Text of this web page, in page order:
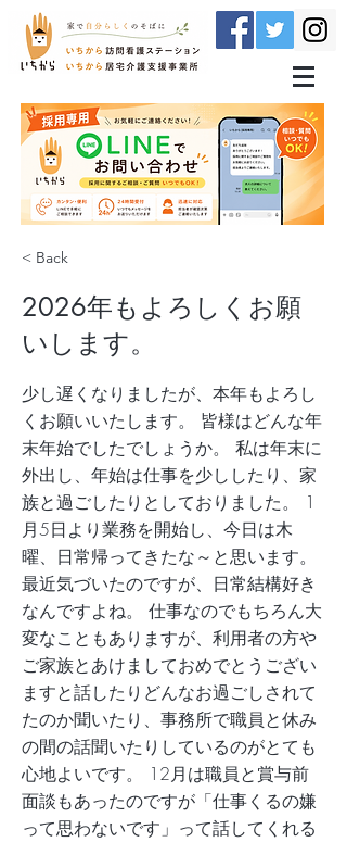
< Back
2026年もよろしくお願
いします。
少し遅くなりましたが、本年もよろし
くお願いいたします。 皆様はどんな年
末年始でしたでしょうか。 私は年末に
外出し、年始は仕事を少ししたり、家
族と過ごしたりとしておりました。 1
月5日より業務を開始し、今日は木
曜、日常帰ってきたな～と思います。
最近気づいたのですが、日常結構好き
なんですよね。 仕事なのでもちろん大
変なこともありますが、利用者の方や
ご家族とあけましておめでとうござい
ますと話したりどんなお過ごしされて
たのか聞いたり、事務所で職員と休み
の間の話聞いたりしているのがとても
心地よいです。 12月は職員と賞与前
面談もあったのですが「仕事くるの嫌
って思わないです」って話してくれる